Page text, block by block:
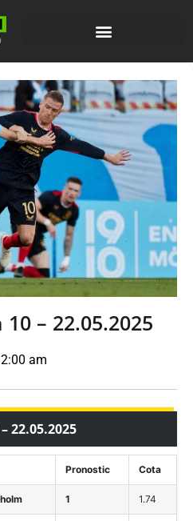
– 22.05.2025
am
22.05.2025
Pronostic Cota
1 1.74